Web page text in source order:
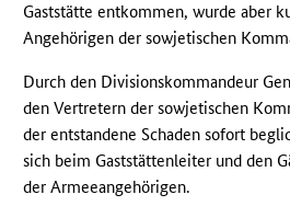
Gaststätte entkommen, wurde aber
Angehörigen der sowjetischen
Durch den Divisionskommandeur
den Vertretern der sowjetischen
der entstandene Schaden sofort
sich beim Gaststättenleiter und den
der Armeeangehörigen.